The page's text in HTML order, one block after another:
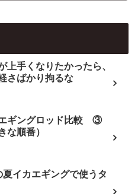
上手くなりたかったら、
さばかり拘るな
エギングロッド比較 ③
な順番）
夏イカエギングで使うタ